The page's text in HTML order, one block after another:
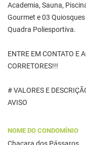
Academia, Sauna,
Gourmet e 03
Quadra Poliesportiva.
ENTRE EM CONTATO E
CORRETORES!!!
# VALORES E
AVISO
NOME DO CONDOMÍNIO